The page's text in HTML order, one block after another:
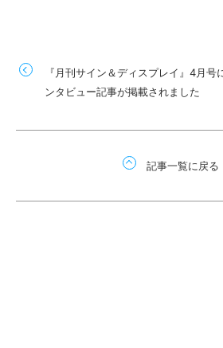
『月刊サイン＆ディスプレイ』4月号
ンタビュー記事が掲載されました
記事一覧に戻る